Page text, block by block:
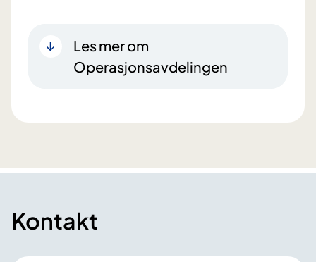
Les mer om
Operasjonsavdelingen
Kontakt